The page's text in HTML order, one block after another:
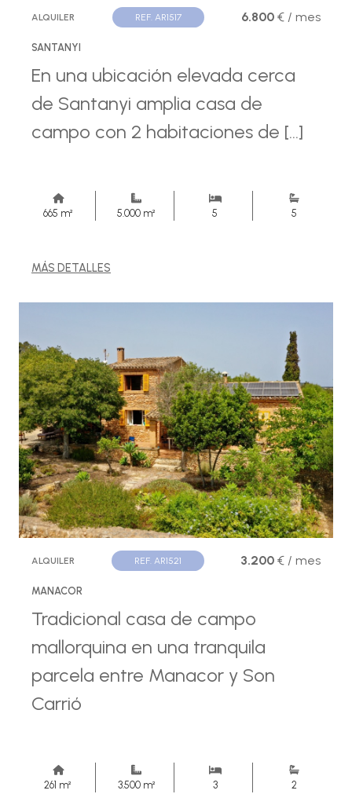
ALQUILER REF. AR1517 6.800 € / mes
SANTANYI
En una ubicación elevada cerca
de Santanyi amplia casa de
campo con 2 habitaciones de [...]
665 m² 5.000 m² 5 5
MÁS DETALLES
ALQUILER REF. AR1521 3.200 € / mes
MANACOR
Tradicional casa de campo
mallorquina en una tranquila
parcela entre Manacor y Son
Carrió
261 m² 3.500 m² 3 2